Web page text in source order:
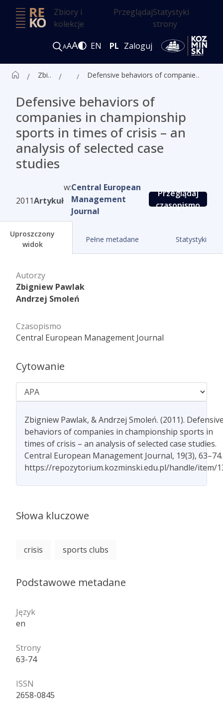
Zbiory i
kolekcje
PrzeglądajStatystyki
strony
AAA EN PL Zaloguj
Zbiór czasopism ALK Artykuły Defensive behaviors of companies in championship sports in times of crisis – an analysis of selected case studies
Defensive behaviors of
companies in championship
sports in times of crisis – an
analysis of selected case
studies
2011Artykuł
w:Central European
Management
Journal
Przeglądaj
czasopismo
Uproszczony
widok
Pełne metadane Statystyki
Autorzy
Zbigniew Pawlak
Andrzej Smoleń
Czasopismo
Central European Management Journal
Cytowanie
Zbigniew Pawlak, & Andrzej Smoleń. (2011).
behaviors of companies in championship sports in
times of crisis – an analysis of selected case studies.
Central European Management Journal, 19(3), 63–74.
https://repozytorium.kozminski.edu.pl/handle/item/
Słowa kluczowe
crisis sports clubs
Podstawowe metadane
Język
en
Strony
63-74
ISSN
2658-0845